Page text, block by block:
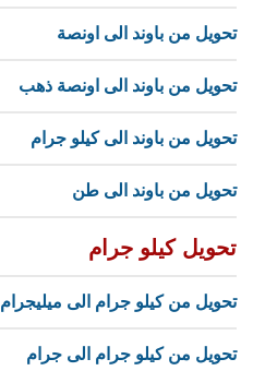
تحويل من باوند الى اونصة
تحويل من باوند الى اونصة ذهب
تحويل من باوند الى كيلو جرام
تحويل من باوند الى طن
تحويل كيلو جرام
تحويل من كيلو جرام الى ميليجرام
تحويل من كيلو جرام الى جرام